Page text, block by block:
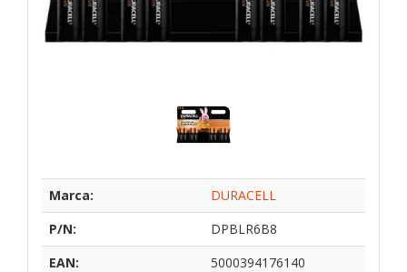
Marca:
DURACELL
P/N:
DPBLR6B8
EAN:
5000394176140